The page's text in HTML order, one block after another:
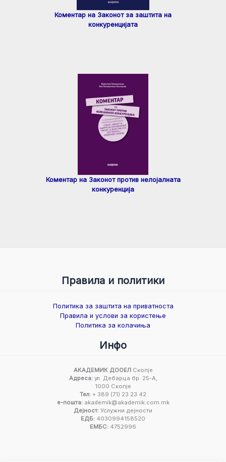
Коментар на Законот за заштита на
конкуренцијата
Коментар на Законот против нелојалната
конкуренција
Правила и политики
Политика за заштита на приватноста
Правила и услови за користење
Политика за колачиња
Инфо
АКАДЕМИК ДООЕЛСкопје
Адреса:ул. Дебарца бр. 25-А,
1000 Скопје
Тел: + 389 (71) 23 23 42
е-пошта:akademik@akademik.com.mk
Дејност: Услужни дејности
ЕДБ: 4030994158520
ЕМБС: 4752996